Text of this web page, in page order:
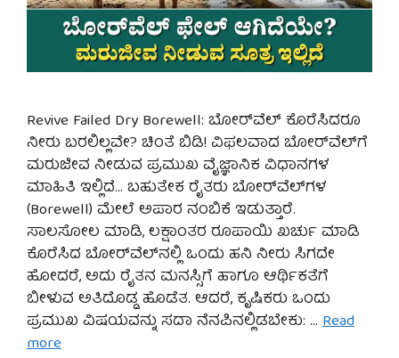
Revive Failed Dry Borewell: ಬೋರ್‌ವೆಲ್ ಕೊರೆಸಿದರೂ
ನೀರು ಬರಲಿಲ್ಲವೇ? ಚಿಂತೆ ಬಿಡಿ! ವಿಫಲವಾದ ಬೋರ್‌ವೆಲ್‌ಗೆ
ಮರುಜೀವ ನೀಡುವ ಪ್ರಮುಖ ವೈಜ್ಞಾನಿಕ ವಿಧಾನಗಳ
ಮಾಹಿತಿ ಇಲ್ಲಿದೆ… ಬಹುತೇಕ ರೈತರು ಬೋರ್‌ವೆಲ್‌ಗಳ
(Borewell) ಮೇಲೆ ಅಪಾರ ನಂಬಿಕೆ ಇಡುತ್ತಾರೆ.
ಸಾಲಸೋಲ ಮಾಡಿ, ಲಕ್ಷಾಂತರ ರೂಪಾಯಿ ಖರ್ಚು ಮಾಡಿ
ಕೊರೆಸಿದ ಬೋರ್‌ವೆಲ್‌ನಲ್ಲಿ ಒಂದು ಹನಿ ನೀರು ಸಿಗದೇ
ಹೋದರೆ, ಅದು ರೈತನ ಮನಸ್ಸಿಗೆ ಹಾಗೂ ಆರ್ಥಿಕತೆಗೆ
ಬೀಳುವ ಅತಿದೊಡ್ಡ ಹೊಡೆತ. ಆದರೆ, ಕೃಷಿಕರು ಒಂದು
ಪ್ರಮುಖ ವಿಷಯವನ್ನು ಸದಾ ನೆನಪಿನಲ್ಲಿಡಬೇಕು: … Read
more